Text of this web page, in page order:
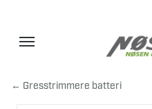
← Gresstrimmere batteri